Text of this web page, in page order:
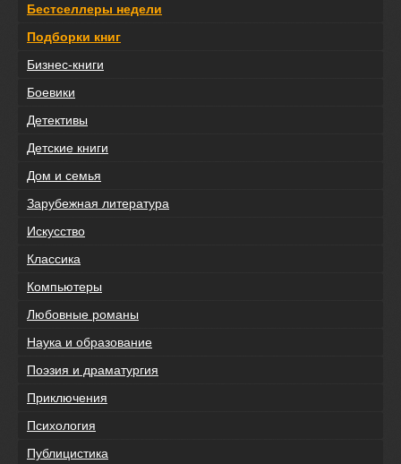
Бестселлеры недели
Подборки книг
Бизнес-книги
Боевики
Детективы
Детские книги
Дом и семья
Зарубежная литература
Искусство
Классика
Компьютеры
Любовные романы
Наука и образование
Поэзия и драматургия
Приключения
Психология
Публицистика